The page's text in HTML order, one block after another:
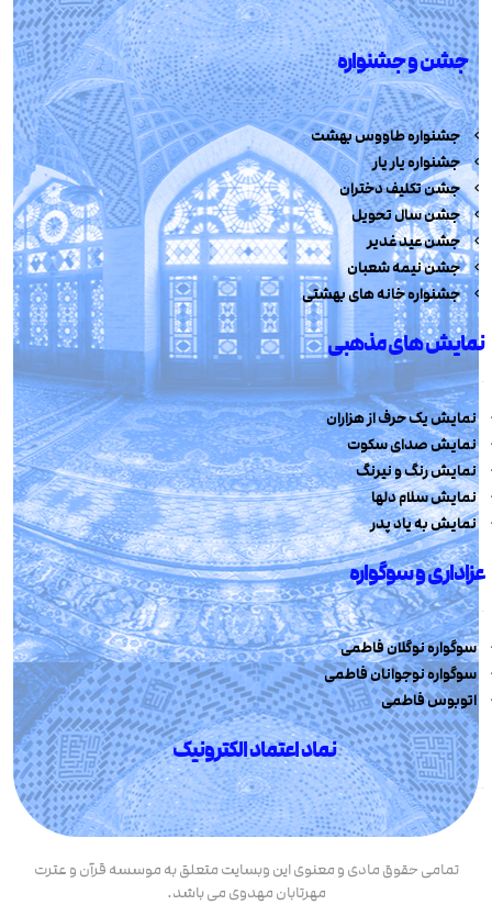
جشن و جشنواره
جشنواره طاووس بهشت
جشنواره یار یار
جشن تکلیف دختران
جشن سال تحویل
جشن عید غدیر
جشن نیمه شعبان
جشنواره خانه های بهشتی
نمایش های مذهبی
نمایش یک حرف از هزاران
نمایش صدای سکوت
نمایش رنگ و نیرنگ
نمایش سلام دلها
نمایش به یاد پدر
عزاداری و سوگواره
سوگواره نوگلان فاطمی
سوگواره نوجوانان فاطمی
اتوبوس فاطمی
نماد اعتماد الکترونیک
تمامی حقوق مادی و معنوی این وبسایت متعلق به موسسه قرآن و عترت
مهرتابان مهدوی می باشد.